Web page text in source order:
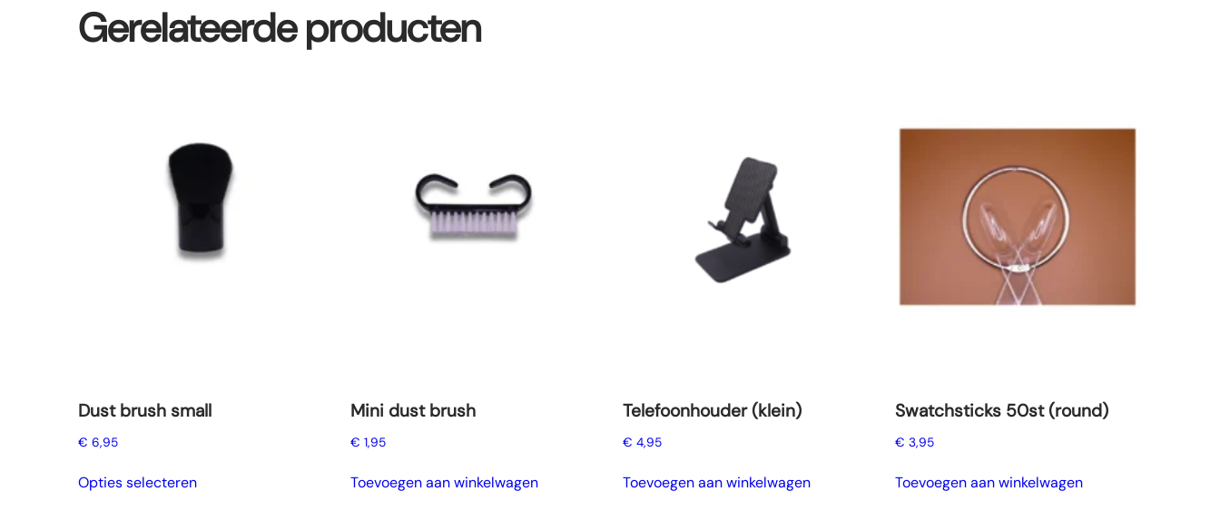
Gerelateerde producten
Dust brush small
€ 6,95
Opties selecterenproduct
Mini dust brush
€ 1,95
Toevoegen aan winkelwagen
Telefoonhouder (klein)
€ 4,95
Toevoegen aan winkelwagen
Swatchsticks 50st (round)
€ 3,95
Toevoegen aan winkelwagen